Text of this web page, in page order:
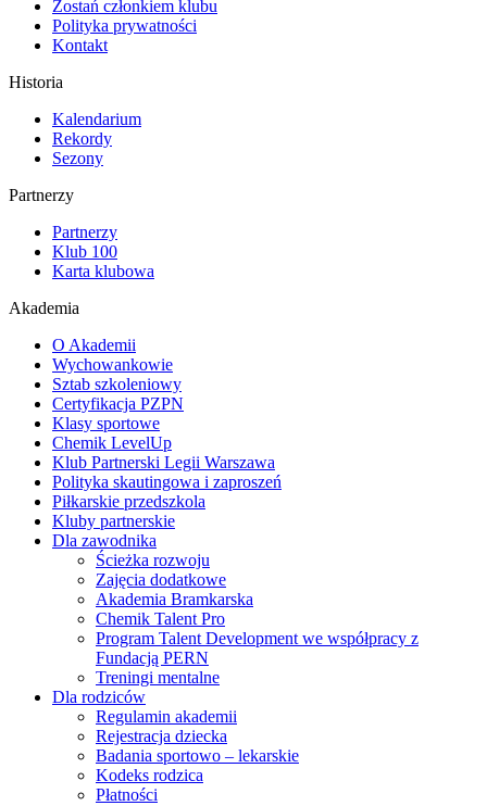
Zostań członkiem klubu
Polityka prywatności
Kontakt
Historia
Kalendarium
Rekordy
Sezony
Partnerzy
Partnerzy
Klub 100
Karta klubowa
Akademia
O Akademii
Wychowankowie
Sztab szkoleniowy
Certyfikacja PZPN
Klasy sportowe
Chemik LevelUp
Klub Partnerski Legii Warszawa
Polityka skautingowa i zaproszeń
Piłkarskie przedszkola
Kluby partnerskie
Dla zawodnika
Ścieżka rozwoju
Zajęcia dodatkowe
Akademia Bramkarska
Chemik Talent Pro
Program Talent Development we współpracy z
Fundacją PERN
Treningi mentalne
Dla rodziców
Regulamin akademii
Rejestracja dziecka
Badania sportowo – lekarskie
Kodeks rodzica
Płatności